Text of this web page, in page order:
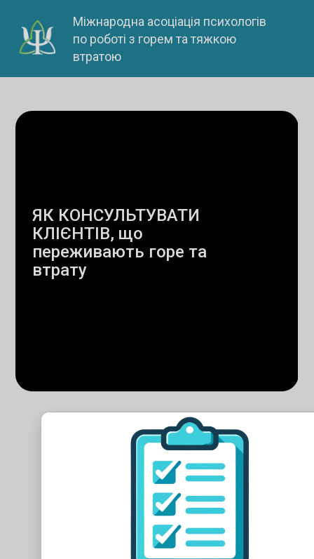
content
Міжнародна асоціація психологів
по роботі з горем та тяжкою
втратою
ЯК КОНСУЛЬТУВАТИ
КЛІЄНТІВ, що
переживають горе та
втрату